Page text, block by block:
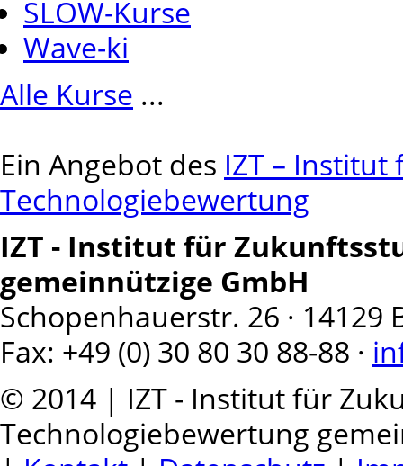
SLOW-Kurse
Wave-ki
Alle Kurse ...
Ein Angebot des IZT –
Technologiebewertung
IZT - Institut für
gemeinnützige GmbH
Schopenhauerstr. 26 · 14129
Fax: +49 (0) 30 80 30 88-88 ·
© 2014 | IZT - Institut für
Technologiebewertung